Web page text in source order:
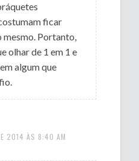
ficar
mesmo. Portanto,
olhar de 1 em 1 e
algum que
2014 ÀS 8:40 AM